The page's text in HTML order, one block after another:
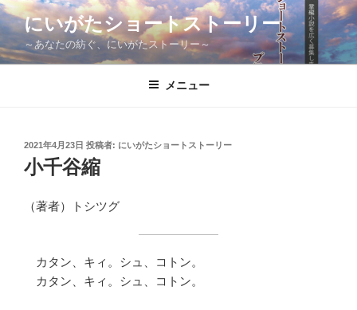
コ
ン
テ
ン
にいがたショートストーリー
～あなたの紡ぐ、にいがたストーリー～
メニュー
投
日:
2021年4月23日 投稿者: にいがたショートストーリー
小千谷縮
（著者）トシツグ
カタン、キィ。シュ、コトン。
カタン、キィ。シュ、コトン。